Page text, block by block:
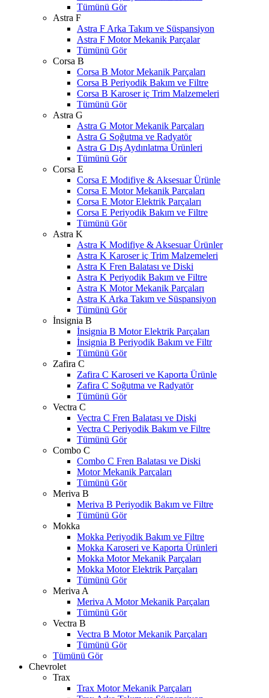
Tümünü Gör
Astra F
Astra F Arka Takım ve Süspansiyon
Astra F Motor Mekanik Parçalar
Tümünü Gör
Corsa B
Corsa B Motor Mekanik Parçaları
Corsa B Periyodik Bakım ve Filtre
Corsa B Karoser iç Trim Malzemeleri
Tümünü Gör
Astra G
Astra G Motor Mekanik Parçaları
Astra G Soğutma ve Radyatör
Astra G Dış Aydınlatma Ürünleri
Tümünü Gör
Corsa E
Corsa E Modifiye & Aksesuar Ürünle
Corsa E Motor Mekanik Parçaları
Corsa E Motor Elektrik Parçaları
Corsa E Periyodik Bakım ve Filtre
Tümünü Gör
Astra K
Astra K Modifiye & Aksesuar Ürünler
Astra K Karoser iç Trim Malzemeleri
Astra K Fren Balatası ve Diski
Astra K Periyodik Bakım ve Filtre
Astra K Motor Mekanik Parçaları
Astra K Arka Takım ve Süspansiyon
Tümünü Gör
İnsignia B
İnsignia B Motor Elektrik Parçaları
İnsignia B Periyodik Bakım ve Filtr
Tümünü Gör
Zafira C
Zafira C Karoseri ve Kaporta Ürünle
Zafira C Soğutma ve Radyatör
Tümünü Gör
Vectra C
Vectra C Fren Balatası ve Diski
Vectra C Periyodik Bakım ve Filtre
Tümünü Gör
Combo C
Combo C Fren Balatası ve Diski
Motor Mekanik Parçaları
Tümünü Gör
Meriva B
Meriva B Periyodik Bakım ve Filtre
Tümünü Gör
Mokka
Mokka Periyodik Bakım ve Filtre
Mokka Karoseri ve Kaporta Ürünleri
Mokka Motor Mekanik Parçaları
Mokka Motor Elektrik Parçaları
Tümünü Gör
Meriva A
Meriva A Motor Mekanik Parçaları
Tümünü Gör
Vectra B
Vectra B Motor Mekanik Parçaları
Tümünü Gör
Tümünü Gör
Chevrolet
Trax
Trax Motor Mekanik Parçaları